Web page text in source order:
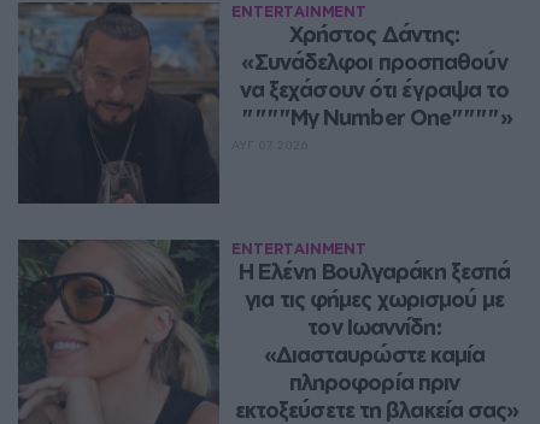
ENTERTAINMENT
Χρήστος Δάντης:
«Συνάδελφοι προσπαθούν
να ξεχάσουν ότι έγραψα το
""""My Number One""""»
ENTERTAINMENT
Η Ελένη Βουλγαράκη ξεσπά
για τις φήμες χωρισμού με
τον Ιωαννίδη:
«Διασταυρώστε καμία
πληροφορία πριν
εκτοξεύσετε τη βλακεία σας»